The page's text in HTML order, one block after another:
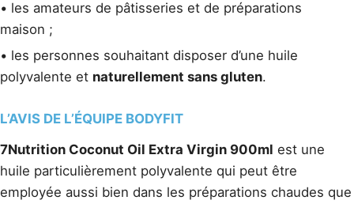
• les amateurs de pâtisseries et de préparations
maison ;
• les personnes souhaitant disposer d’une huile
polyvalente et naturellement sans gluten.
L’AVIS DE L’ÉQUIPE BODYFIT
7Nutrition Coconut Oil Extra Virgin 900ml est une
huile particulièrement polyvalente qui peut être
employée aussi bien dans les préparations chaudes que